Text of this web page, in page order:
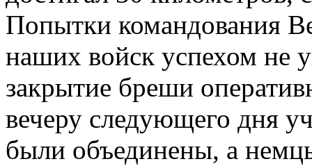
Попытки командования
наших войск успехом не
закрытие бреши
вечеру следующего дня
были объединены, а